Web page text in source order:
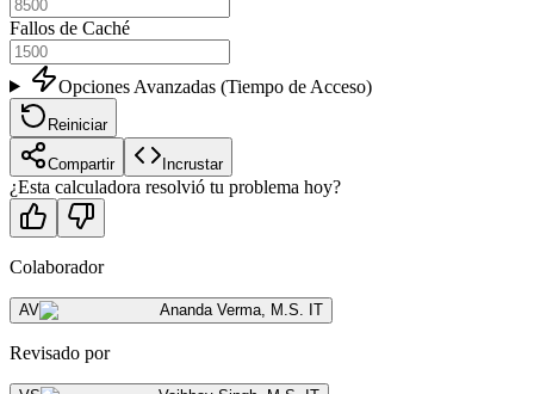
Fallos de Caché
Opciones Avanzadas (Tiempo de Acceso)
Reiniciar
Compartir Incrustar
¿Esta calculadora resolvió tu problema hoy?
Colaborador
AV Ananda Verma M.S. IT
Revisado por